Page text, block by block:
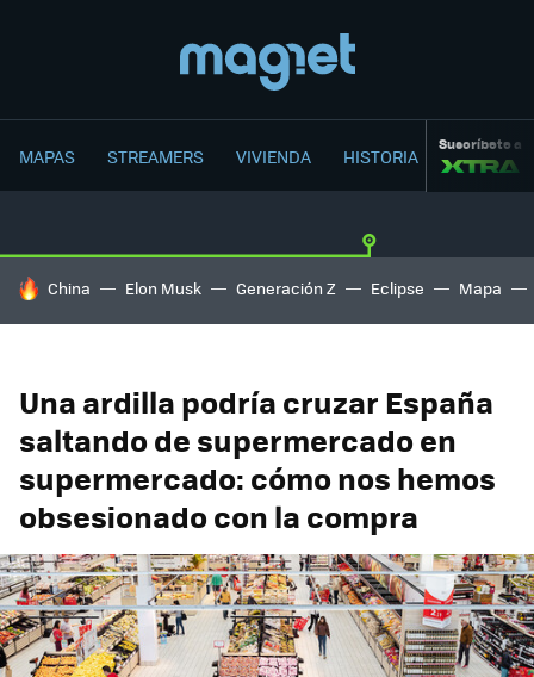
MAPAS STREAMERS VIVIENDA HISTORIA Suscríbete a
HOY SE HABLA DE
China Elon Musk Generación Z Eclipse Mapa
Una ardilla podría cruzar España
saltando de supermercado en
supermercado: cómo nos hemos
obsesionado con la compra